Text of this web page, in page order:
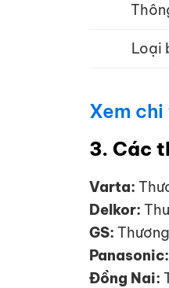
Loại
Xem
3. Các
Varta:
Delkor:
GS:
Panasonic:
Đồng Nai: